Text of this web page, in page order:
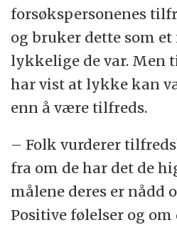
forsøkspersonenes
og bruker dette som
lykkelige de var. Men
har vist at lykke kan
enn å være tilfreds.
– Folk vurderer
fra om de har det de
målene deres er nådd
Positive følelser og om